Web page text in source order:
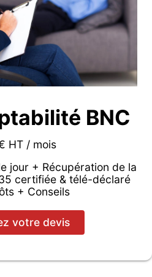
BNC
HT / mois
jour + Récupération de la
certifiée & télé-déclaré
+ Conseils
votre devis